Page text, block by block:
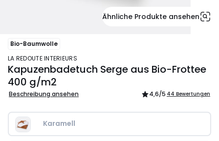
Ähnliche Produkte ansehen
Bio-Baumwolle
LA REDOUTE INTERIEURS
Kapuzenbadetuch Serge aus Bio-Frottee
400 g/m2
Beschreibung ansehen 4,6/5 44 Bewertungen
Karamell